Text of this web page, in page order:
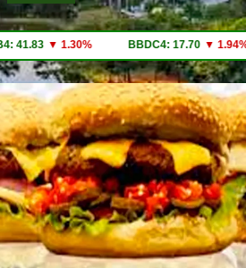
17.70 ▼ 1.94% IBOVESPA: 175546.36